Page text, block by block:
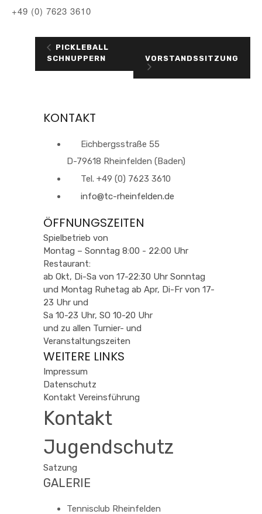
+49 (0) 7623 3610
PICKLEBALL
SCHNUPPERN
VORSTANDSSITZUNG
KONTAKT
Eichbergsstraße 55
D-79618 Rheinfelden (Baden)
Tel. +49 (0) 7623 3610
info@tc-rheinfelden.de
ÖFFNUNGSZEITEN
Spielbetrieb von
Montag – Sonntag 8:00 - 22:00 Uhr
Restaurant:
ab Okt, Di-Sa von 17-22:30 Uhr Sonntag
und Montag Ruhetag ab Apr, Di-Fr von 17-
23 Uhr und
Sa 10-23 Uhr, SO 10-20 Uhr
und zu allen Turnier- und
Veranstaltungszeiten
WEITERE LINKS
Impressum
Datenschutz
Kontakt Vereinsführung
Kontakt
Jugendschutz
Satzung
GALERIE
Tennisclub Rheinfelden